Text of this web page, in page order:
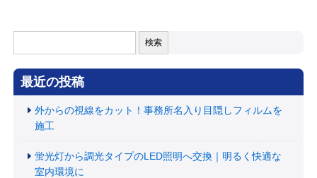
索:
最近の投稿
外からの視線をカット！事務所名入り目隠しフィルムを
施工
蛍光灯から調光タイプのLED照明へ交換｜明るく快適な
室内環境に